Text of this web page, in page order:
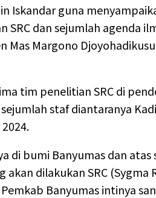
Iskandar guna
SRC dan sejumlah agenda
Mas Margono
tim penelitian SRC di
staf diantaranya
di bumi Banyumas dan atas
akan dilakukan SRC
Banyumas intinya